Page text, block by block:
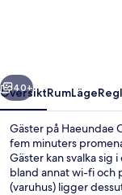
Nästa
40+
ÖversiktRumLäge
Gäster på Haeundae
fem minuters
Gäster kan svalka sig
bland annat wi-fi och
(varuhus) ligger